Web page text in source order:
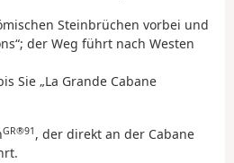
Steinbrüchen vorbei und
der Weg führt nach Westen
Sie „La Grande Cabane
GR®91 , der direkt an der Cabane